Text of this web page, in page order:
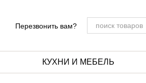
Перезвонить вам?
КУХНИ И МЕБЕЛЬ